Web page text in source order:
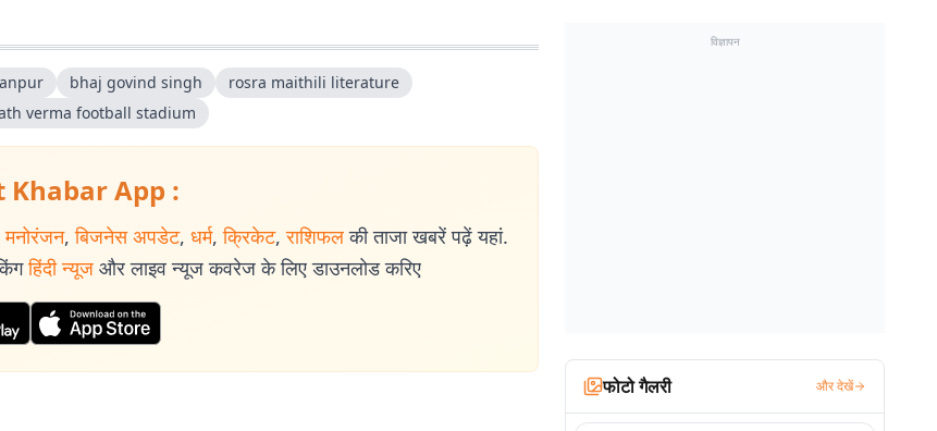
bhaj govind singh
rosra maithili literature
verma football stadium
Khabar App :
मनोरंजन, बिजनेस अपडेट, धर्म, क्रिकेट, राशिफल की ताजा खबरें पढ़ें यहां.
हिंदी न्यूज और लाइव न्यूज कवरेज के लिए डाउनलोड करिए
विज्ञापन
फोटो गैलरी और देखें